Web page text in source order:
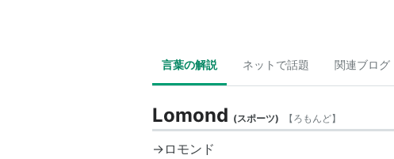
言葉の解説 ネットで話題 関連ブログ
Lomond (スポーツ) 【ろもんど】
→ ロモンド